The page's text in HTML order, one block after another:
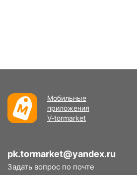
Мобильные
приложения
V-tormarket
pk.tormarket@yandex.ru
Задать вопрос по почте